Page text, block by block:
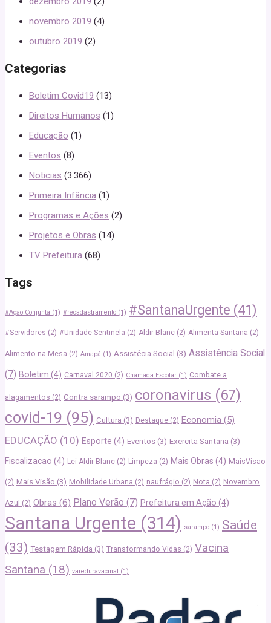
novembro 2019 (4)
outubro 2019 (2)
Categorias
Boletim Covid19 (13)
Direitos Humanos (1)
Educação (1)
Eventos (8)
Noticias (3.366)
Primeira Infância (1)
Programas e Ações (2)
Projetos e Obras (14)
TV Prefeitura (68)
Tags
#Ação Conjunta (1) #recadastramento (1) #SantanaUrgente (41)
#Servidores (2) #Unidade Sentinela (2) Aldir Blanc (2) Alimenta Santana (2)
Alimento na Mesa (2) Amapá (1) Assistêcia Social (3) Assistência Social
(7) Boletim (4) Carnaval 2020 (2) Chamada Escolar (1) Combate a
alagamentos (2) Contra sarampo (3) coronavirus (67)
covid-19 (95) Cultura (3) Destaque (2) Economia (5)
EDUCAÇÃO (10) Esporte (4) Eventos (3) Exercita Santana (3)
Fiscalizacao (4) Lei Aldir Blanc (2) Limpeza (2) Mais Obras (4) MaisVisao
(2) Mais Visão (3) Mobilidade Urbana (2) naufrágio (2) Nota (2) Novembro
Azul (2) Obras (6) Plano Verão (7) Prefeitura em Ação (4)
Santana Urgente (314) sarampo (1) Saúde
(33) Testagem Rápida (3) Transformando Vidas (2) Vacina
Santana (18) vareduravacinal (1)